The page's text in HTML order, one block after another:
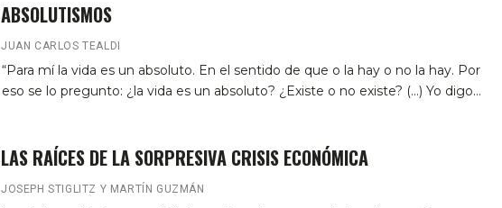
ABSOLUTISMOS
JUAN CARLOS TEALDI
“Para mí la vida es un absoluto. En el sentido de que o la hay o no la hay. Por
eso se lo pregunto: ¿la vida es un absoluto? ¿Existe o no existe? (…) Yo digo…
LAS RAÍCES DE LA SORPRESIVA CRISIS ECONÓMICA
JOSEPH STIGLITZ Y MARTÍN GUZMÁN